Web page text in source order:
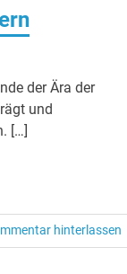
der Ära der
und
[…]
hinterlassen